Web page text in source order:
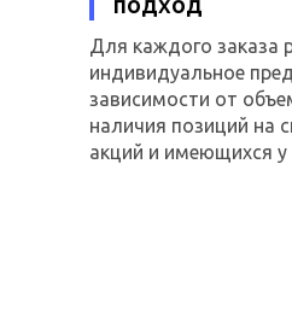
Для каждого заказа
индивидуальное
зависимости от
наличия позиций на
акций и имеющихся у